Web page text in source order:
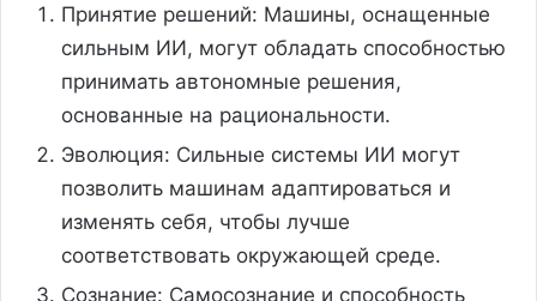
Принятие решений: Машины, оснащенные
сильным ИИ, могут обладать способностью
принимать автономные решения,
основанные на рациональности.
Эволюция: Сильные системы ИИ могут
позволить машинам адаптироваться и
изменять себя, чтобы лучше
соответствовать окружающей среде.
Сознание: Самосознание и способность